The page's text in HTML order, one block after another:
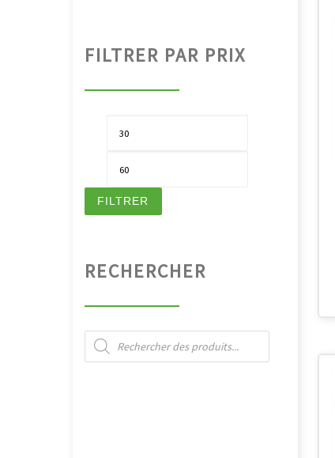
FILTRER PAR PRIX
FILTRER
RECHERCHER
Recherche de produits